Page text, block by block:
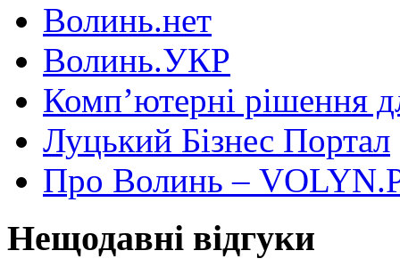
Волинь.нет
Волинь.УКР
Комп’ютерні рішення
Луцький Бізнес Портал
Про Волинь –
Нещодавні відгуки